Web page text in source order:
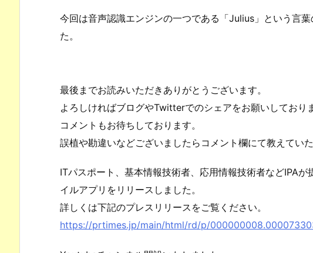
今回は音声認識エンジンの一つである「Julius」という言
た。
最後までお読みいただきありがとうございます。
よろしければブログやTwitterでのシェアをお願いしており
コメントもお待ちしております。
誤植や勘違いなどございましたらコメント欄にて教えてい
ITパスポート、基本情報技術者、応用情報技術者などIPA
イルアプリをリリースしました。
詳しくは下記のプレスリリースをご覧ください。
https://prtimes.jp/main/html/rd/p/